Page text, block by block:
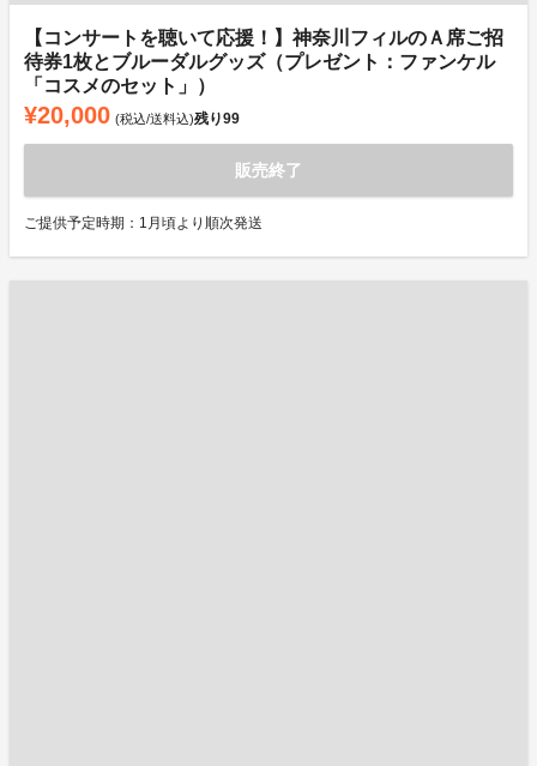
【コンサートを聴いて応援！】神奈川フィルのＡ席ご招
待券1枚とブルーダルグッズ（プレゼント：ファンケル
「コスメのセット」）
¥20,000 (税込/送料込)残り99
販売終了
ご提供予定時期：1月頃より順次発送